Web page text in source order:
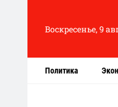
Воскресенье, 9
Политика